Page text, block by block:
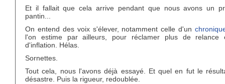
Et il fallait que cela arrive pendant que nous avons un
pantin...
On entend des voix s'élever, notamment celle d'un
l'on estime par ailleurs, pour réclamer plus de relance
d'inflation. Hélas.
Sornettes.
Tout cela, nous l'avons déjà essayé. Et quel en fut le
désastre. Puis la rigueur, redoublée.